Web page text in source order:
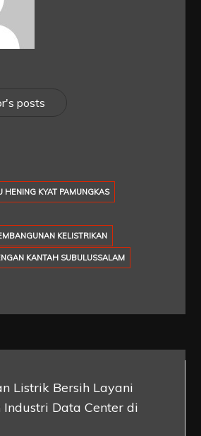
posts
HENING KYAT PAMUNGKAS
KELISTRIKAN
KANTAH SUBULUSSALAM
Listrik Bersih Layani
Data Center di